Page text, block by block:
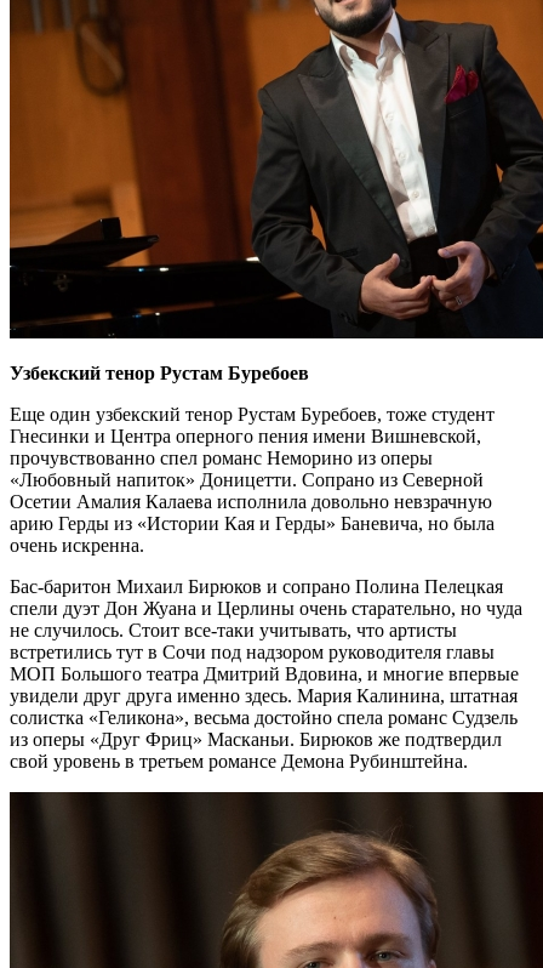
Узбекский тенор Рустам Буребоев
Еще один узбекский тенор Рустам Буребоев, тоже студент
Гнесинки и Центра оперного пения имени Вишневской,
прочувствованно спел романс Неморино из оперы
«Любовный напиток» Доницетти. Сопрано из Северной
Осетии Амалия Калаева исполнила довольно невзрачную
арию Герды из «Истории Кая и Герды» Баневича, но была
очень искренна.
Бас-баритон Михаил Бирюков и сопрано Полина Пелецкая
спели дуэт Дон Жуана и Церлины очень старательно, но чуда
не случилось. Стоит все-таки учитывать, что артисты
встретились тут в Сочи под надзором руководителя главы
МОП Большого театра Дмитрий Вдовина, и многие впервые
увидели друг друга именно здесь. Мария Калинина, штатная
солистка «Геликона», весьма достойно спела романс Судзель
из оперы «Друг Фриц» Масканьи. Бирюков же подтвердил
свой уровень в третьем романсе Демона Рубинштейна.